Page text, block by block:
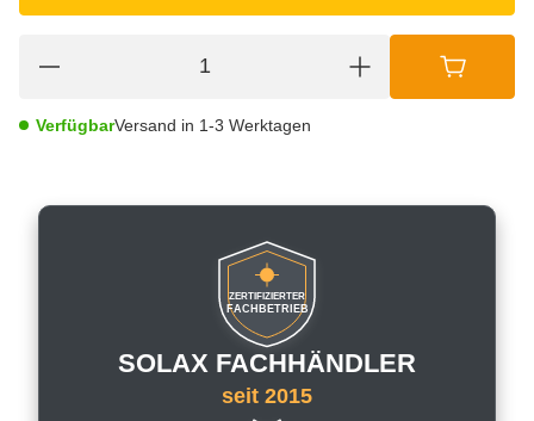
VerfügbarVersand in 1-3 Werktagen
ZERTIFIZIERTER
FACHBETRIEB
SOLAX FACHHÄNDLER
seit 2015